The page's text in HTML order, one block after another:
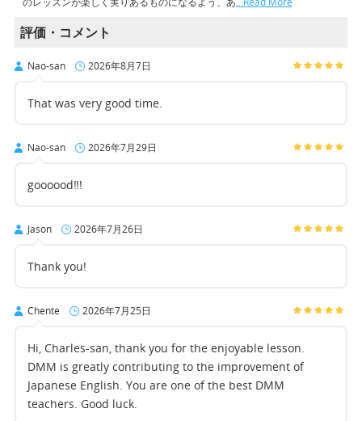
評価・コメント
Nao-san 2026年8月7日
That was very good time.
Nao-san 2026年7月29日
goooood‼︎!
Jason 2026年7月26日
Thank you!
Chente 2026年7月25日
Hi, Charles-san, thank you for the enjoyable lesson.
DMM is greatly contributing to the improvement of
Japanese English. You are one of the best DMM
teachers. Good luck.